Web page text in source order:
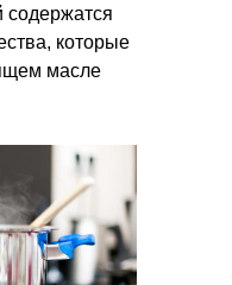
которые
масле